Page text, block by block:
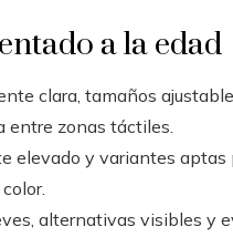
a la edad
clara, tamaños
entre zonas táctiles.
elevado y variantes aptas
alternativas visibles y